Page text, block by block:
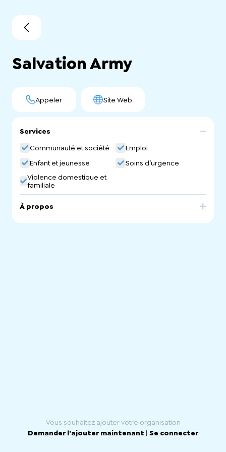
Salvation Army
Appeler Site Web
Services
Communauté et société
Emploi
Enfant et jeunesse
Soins d’urgence
Violence domestique et
familiale
À propos
Vous souhaitez ajouter votre organisation
Demander l’ajouter maintenant | Se connecter